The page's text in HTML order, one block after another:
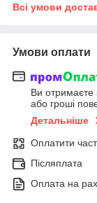
Всі умови
Умови оплати
Ви отримаєте
або гроші
Детальніше
Оплатити
Післяплата
Оплата на